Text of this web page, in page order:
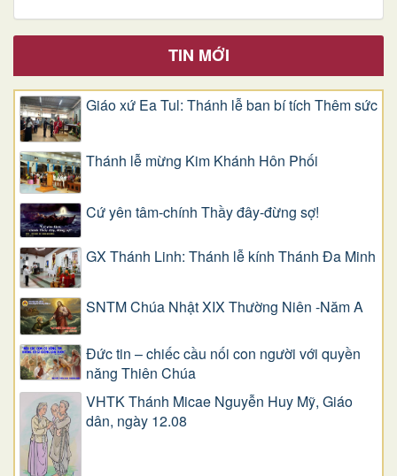
TIN MỚI
Giáo xứ Ea Tul: Thánh lễ ban bí tích Thêm sức
Thánh lễ mừng Kim Khánh Hôn Phối
Cứ yên tâm-chính Thầy đây-đừng sợ!
GX Thánh Linh: Thánh lễ kính Thánh Đa Minh
SNTM Chúa Nhật XIX Thường Niên -Năm A
Đức tin – chiếc cầu nối con người với quyền
năng Thiên Chúa
VHTK Thánh Micae Nguyễn Huy Mỹ, Giáo
dân, ngày 12.08